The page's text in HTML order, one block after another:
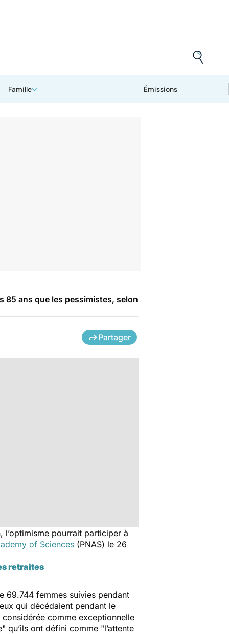
Famille Émissions
85 ans que les pessimistes, selon
Partager
l’optimisme pourrait participer à
of Sciences (PNAS) le 26
retraites
69.744 femmes suivies pendant
qui décédaient pendant le
comme exceptionnelle
" qu’ils ont défini comme "l’attente